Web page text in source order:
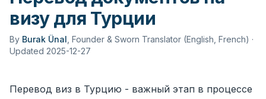
визу для Турции
By Burak Ünal Founder & Sworn Translator (English, French) ·
Updated 2025-12-27
Перевод виз в Турцию - важный этап в процессе